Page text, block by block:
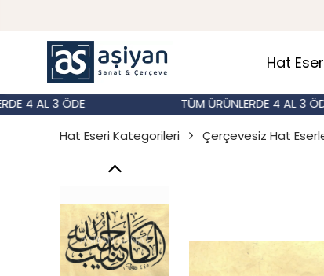
Hat
AL 3 ÖDE TÜM ÜRÜNLERDE 4 AL 3 ÖDE
Hat Eseri Kategorileri
Çerçevesiz Hat